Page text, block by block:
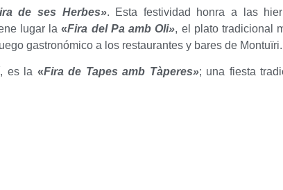
de ses Herbes». Esta festividad honra a las
lugar la«Fira del Pa amb Oli», el plato tradicional
gastronómico a los restaurantes y bares de Montuïri.
es la «Fira de Tapes amb Tàperes»; una fiesta